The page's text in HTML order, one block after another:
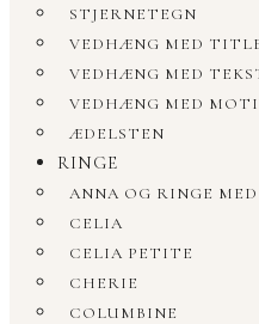
STJERNETEGN
VEDHÆNG MED
VEDHÆNG MED
VEDHÆNG MED
ÆDELSTEN
RINGE
ANNA OG RINGE
CELIA
CELIA PETITE
CHERIE
COLUMBINE